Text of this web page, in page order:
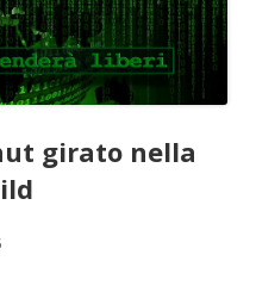
girato nella